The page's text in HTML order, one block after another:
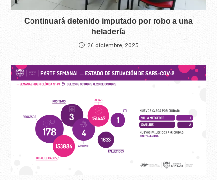
Continuará detenido imputado por robo a una
heladería
26 diciembre, 2025